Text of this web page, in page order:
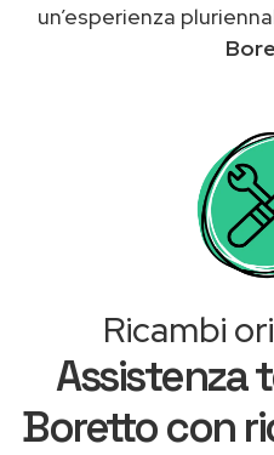
un’esperienza
Ricambi
Assistenza
Boretto con